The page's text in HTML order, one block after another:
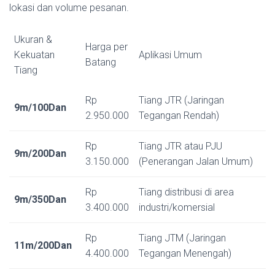
lokasi dan volume pesanan.
Ukuran &
Kekuatan
Tiang
Harga per
Batang
Aplikasi Umum
9m/100Dan
Rp
2.950.000
Tiang JTR (Jaringan
Tegangan Rendah)
9m/200Dan
Rp
3.150.000
Tiang JTR atau PJU
(Penerangan Jalan Umum)
9m/350Dan
Rp
3.400.000
Tiang distribusi di area
industri/komersial
11m/200Dan
Rp
4.400.000
Tiang JTM (Jaringan
Tegangan Menengah)